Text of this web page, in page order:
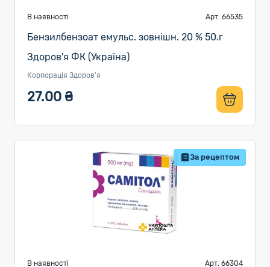
В наявності Арт. 66535
Бензилбензоат емульс. зовнішн. 20 % 50.г
Здоров'я ФК (Україна)
Корпорація Здоров'я
27.00 ₴
За рецептом
В наявності Арт. 66304